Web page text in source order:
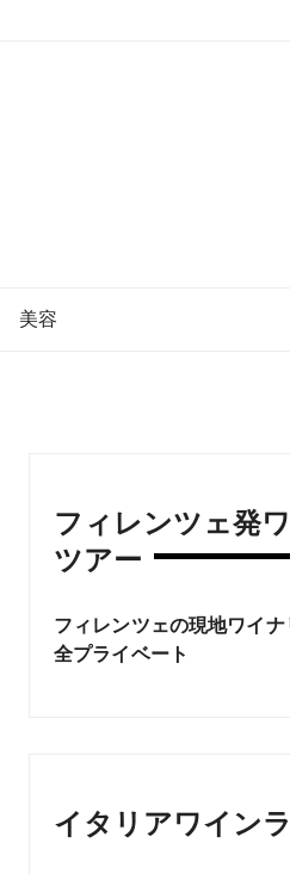
美容
フィレンツェ発
ツアー
フィレンツェの現地ワイ
全プライベート
イタリアワイン